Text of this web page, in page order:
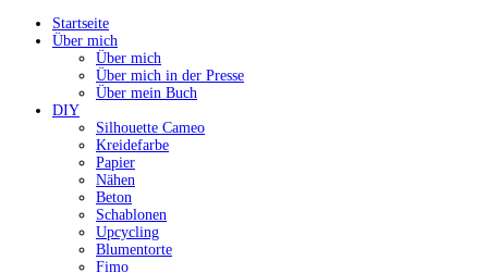
Startseite
Über mich
Über mich
Über mich in der Presse
Über mein Buch
DIY
Silhouette Cameo
Kreidefarbe
Papier
Nähen
Beton
Schablonen
Upcycling
Blumentorte
Fimo